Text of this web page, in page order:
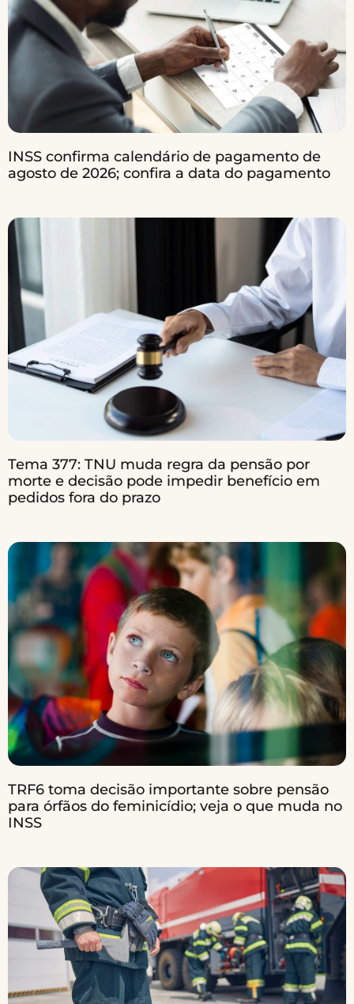
INSS confirma calendário de pagamento de
agosto de 2026; confira a data do pagamento
Tema 377: TNU muda regra da pensão por
morte e decisão pode impedir benefício em
pedidos fora do prazo
TRF6 toma decisão importante sobre pensão
para órfãos do feminicídio; veja o que muda no
INSS